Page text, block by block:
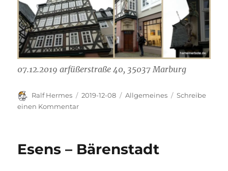
07.12.2019 arfüßerstraße 40, 35037 Marburg
Autor
Ralf Hermes
Veröffentlicht
2019-12-08 Kategorien
Allgemeines
Schreibe
einen Kommentarzu
Esens – Bärenstadt